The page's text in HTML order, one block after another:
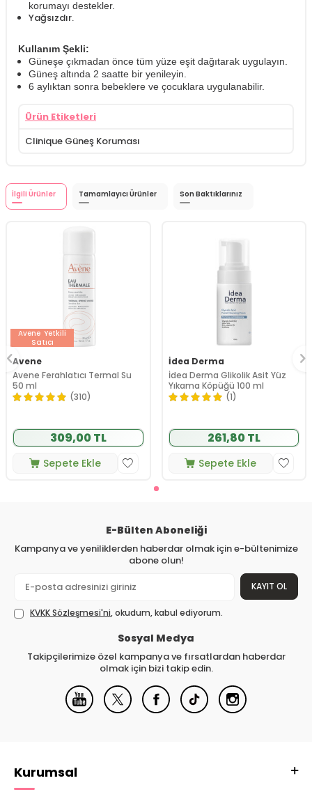
korumayı destekler.
Yağsızdır.
Kullanım Şekli:
Güneşe çıkmadan önce tüm yüze eşit dağıtarak uygulayın.
Güneş altında 2 saatte bir yenileyin.
6 aylıktan sonra bebeklere ve çocuklara uygulanabilir.
Ürün Etiketleri
Clinique Güneş Koruması
İlgili Ürünler Tamamlayıcı Ürünler Son Baktıklarınız
Avene Yetkili
Satıcı
Avene
Avene Ferahlatıcı Termal Su
50 ml
(310)
309,00 TL
Sepete Ekle
İdea Derma
İdea Derma Glikolik Asit Yüz
Yıkama Köpüğü 100 ml
(1)
261,80 TL
Sepete Ekle
E-Bülten Aboneliği
Kampanya ve yeniliklerden haberdar olmak için e-bültenimize
abone olun!
KAYIT OL
KVKK Sözleşmesi'ni, okudum, kabul ediyorum.
Sosyal Medya
Takipçilerimize özel kampanya ve fırsatlardan haberdar
olmak için bizi takip edin.
Kurumsal